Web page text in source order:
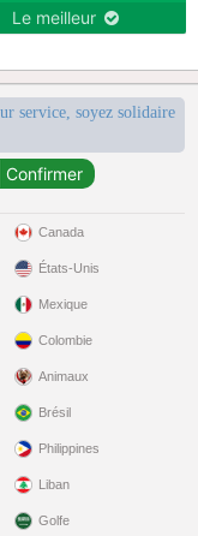
Le meilleur
service, soyez solidaire
Canada
États-Unis
Mexique
Colombie
Animaux
Brésil
Philippines
Liban
Golfe